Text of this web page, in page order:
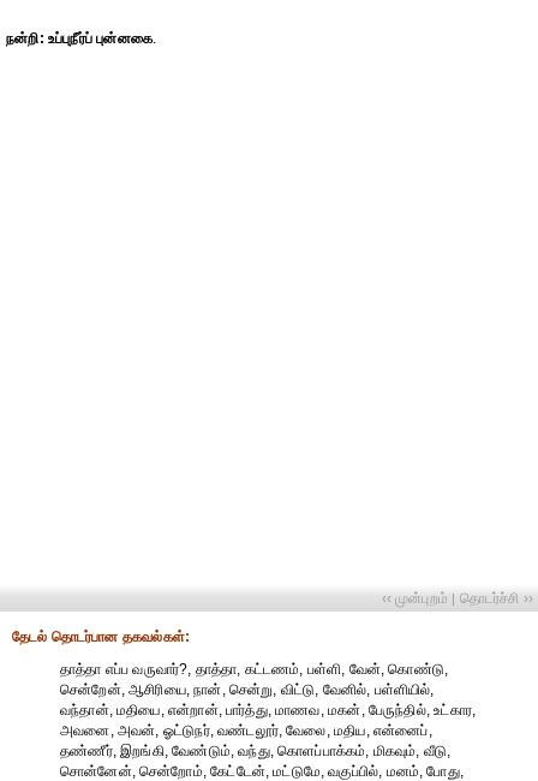
நன்றி: உப்புநீர்ப் புன்னகை.
‹‹ முன்புறம் | தொடர்ச்சி ››
தேட‌ல் தொட‌ர்பான தகவ‌ல்க‌ள்:
தாத்தா எப்ப வருவார்?, தாத்தா, கட்டணம், பள்ளி, வேன், கொண்டு,
சென்றேன், ஆசிரியை, நான், சென்று, விட்டு, வேனில், பள்ளியில்,
வந்தான், மதியை, என்றான், பார்த்து, மாணவ, மகன், பேருந்தில், உட்கார,
அவனை, அவன், ஓட்டுநர், வண்டலூர், வேலை, மதிய, என்னைப்,
தண்ணீர், இறங்கி, வேண்டும், வந்து, கொளப்பாக்கம், மிகவும், வீடு,
சொன்னேன், சென்றோம், கேட்டேன், மட்டுமே, வகுப்பில், மனம், போது,